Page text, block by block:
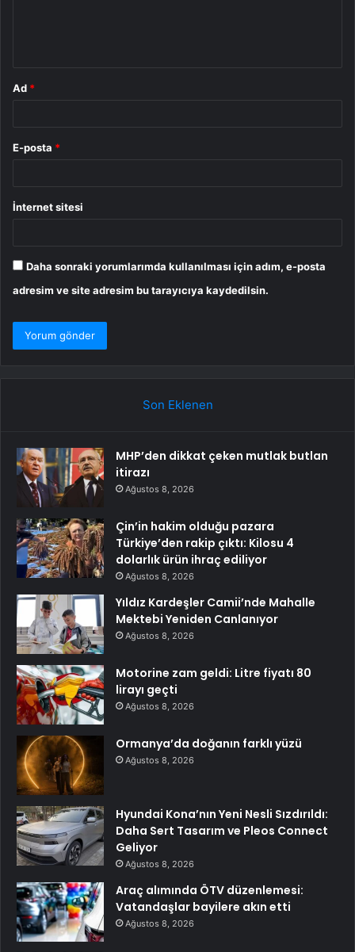
Ad *
E-posta *
İnternet sitesi
Daha sonraki yorumlarımda kullanılması için adım, e-posta
adresim ve site adresim bu tarayıcıya kaydedilsin.
Son Eklenen
MHP’den dikkat çeken mutlak butlan
itirazı
Ağustos 8, 2026
Çin’in hakim olduğu pazara
Türkiye’den rakip çıktı: Kilosu 4
dolarlık ürün ihraç ediliyor
Ağustos 8, 2026
Yıldız Kardeşler Camii’nde Mahalle
Mektebi Yeniden Canlanıyor
Ağustos 8, 2026
Motorine zam geldi: Litre fiyatı 80
lirayı geçti
Ağustos 8, 2026
Ormanya’da doğanın farklı yüzü
Ağustos 8, 2026
Hyundai Kona’nın Yeni Nesli Sızdırıldı:
Daha Sert Tasarım ve Pleos Connect
Geliyor
Ağustos 8, 2026
Araç alımında ÖTV düzenlemesi:
Vatandaşlar bayilere akın etti
Ağustos 8, 2026